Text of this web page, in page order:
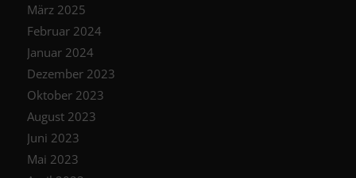
März 2025
Februar 2024
Januar 2024
Dezember 2023
Oktober 2023
August 2023
Juni 2023
Mai 2023